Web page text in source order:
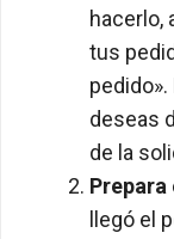
hacerlo,
tus
deseas
de la
Prepara
llegó el